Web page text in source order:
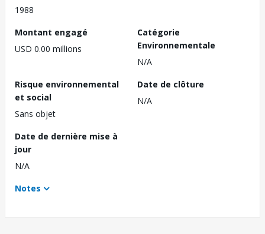
1988
Montant engagé
USD 0.00 millions
Catégorie
Environnementale
N/A
Risque environnemental
et social
Sans objet
Date de clôture
N/A
Date de dernière mise à
jour
N/A
Notes